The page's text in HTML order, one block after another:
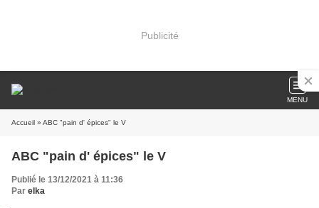
Publicité
MENU
Accueil » ABC "pain d' épices" le V
ABC "pain d' épices" le V
Publié le 13/12/2021 à 11:36
Par elka